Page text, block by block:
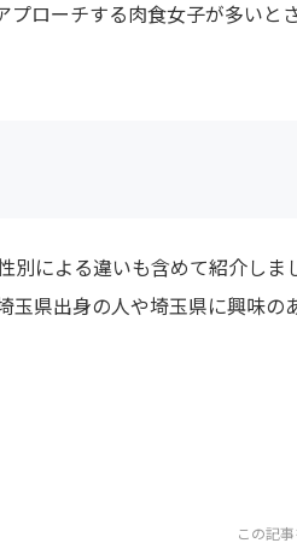
ローチする肉食女子が多いと
別による違いも含めて紹介しま
県出身の人や埼玉県に興味の
この記